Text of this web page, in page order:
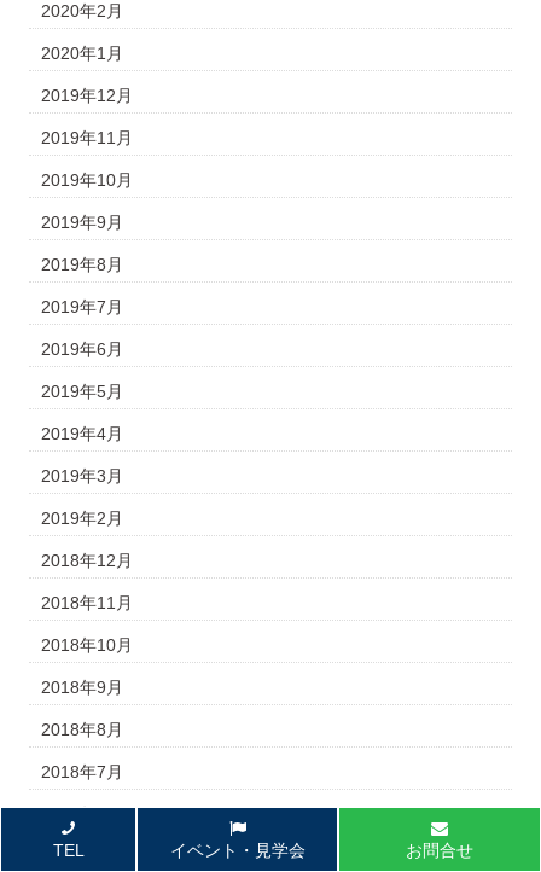
2020年2月
2020年1月
2019年12月
2019年11月
2019年10月
2019年9月
2019年8月
2019年7月
2019年6月
2019年5月
2019年4月
2019年3月
2019年2月
2018年12月
2018年11月
2018年10月
2018年9月
2018年8月
2018年7月
2018年6月
2018年4月
TEL イベント・見学会 お問合せ